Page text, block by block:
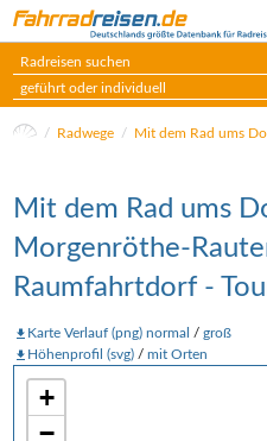
geführt oder individuell
Radwege
+
−
Mit dem Rad ums
Morgenröthe-
Raumfahrtdorf -
Karte Verlauf (png) normal /groß
Höhenprofil (svg) /mit Orten